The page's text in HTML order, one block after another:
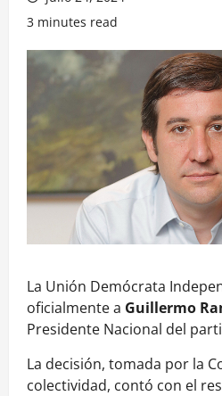
3 minutes read
La Unión Demócrata
oficialmente a Guillermo
Presidente Nacional del
La decisión, tomada por la
colectividad, contó con el